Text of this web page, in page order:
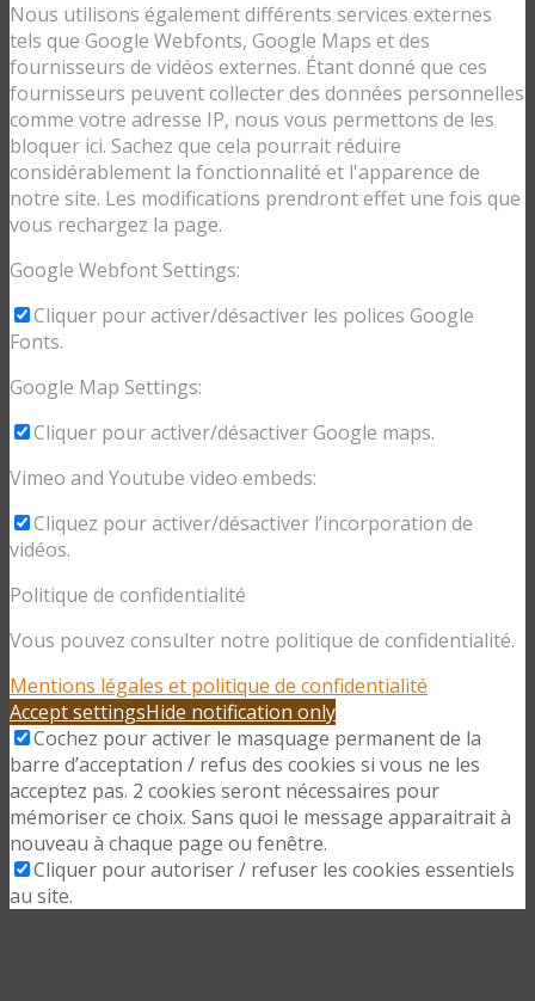
Nous utilisons également différents services externes
tels que Google Webfonts, Google Maps et des
fournisseurs de vidéos externes. Étant donné que ces
fournisseurs peuvent collecter des données personnelles
comme votre adresse IP, nous vous permettons de les
bloquer ici. Sachez que cela pourrait réduire
considérablement la fonctionnalité et l'apparence de
notre site. Les modifications prendront effet une fois que
vous rechargez la page.
Google Webfont Settings:
Cliquer pour activer/désactiver les polices Google
Fonts.
Google Map Settings:
Cliquer pour activer/désactiver Google maps.
Vimeo and Youtube video embeds:
Cliquez pour activer/désactiver l’incorporation de
vidéos.
Politique de confidentialité
Vous pouvez consulter notre politique de confidentialité.
Mentions légales et politique de confidentialité
Accept settingsHide notification only
Cochez pour activer le masquage permanent de la
barre d’acceptation / refus des cookies si vous ne les
acceptez pas. 2 cookies seront nécessaires pour
mémoriser ce choix. Sans quoi le message apparaitrait à
nouveau à chaque page ou fenêtre.
Cliquer pour autoriser / refuser les cookies essentiels
au site.